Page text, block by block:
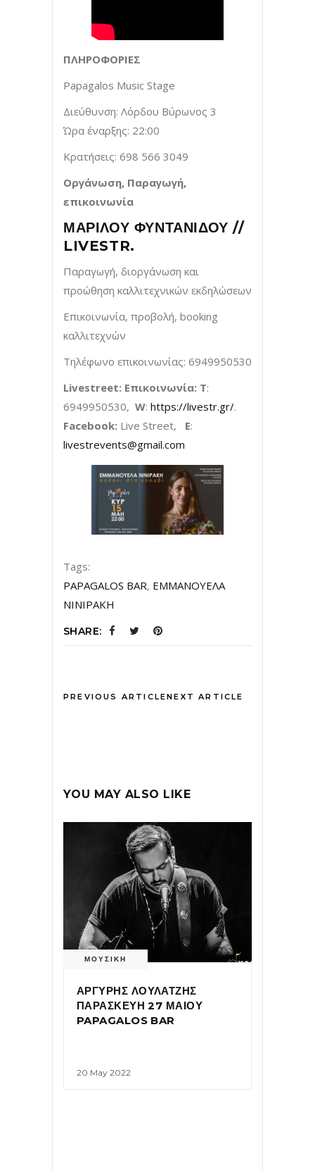
ΠΛΗΡΟΦΟΡΙΕΣ
Papagalos Music Stage
Διεύθυνση: Λόρδου Βύρωνος 3
Ώρα έναρξης: 22:00
Κρατήσεις: 698 566 3049
Οργάνωση, Παραγωγή,
επικοινωνία
ΜΑΡΙΛΟΥ ΦΥΝΤΑΝΙΔΟΥ //
LIVESTR.
Παραγωγή, διοργάνωση και
προώθηση καλλιτεχνικών εκδηλώσεων
Επικοινωνία, προβολή, booking
καλλιτεχνών
Τηλέφωνο επικοινωνίας: 6949950530
Livestreet: Επικοινωνία: Τ:
6949950530, W: https://livestr.gr/.
Facebook: Live Street, E:
livestrevents@gmail.com
Tags:
PAPAGALOS BAR, ΕΜΜΑΝΟΥΕΛΑ
ΝΙΝΙΡΑΚΗ
SHARE:
PREVIOUS ARTICLENEXT ARTICLE
YOU MAY ALSO LIKE
ΜΟΥΣΙΚΗ
ΑΡΓΥΡΗΣ ΛΟΥΛΑΤΖΗΣ
ΠΑΡΑΣΚΕΥΗ 27 ΜΑΙΟΥ
PAPAGALOS BAR
20 May 2022